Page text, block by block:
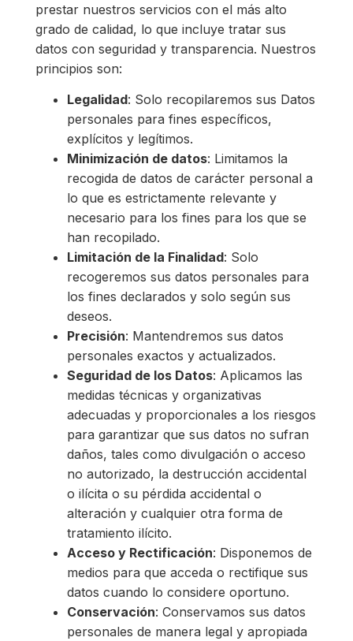
prestar nuestros servicios con el más alto
grado de calidad, lo que incluye tratar sus
datos con seguridad y transparencia. Nuestros
principios son:
Legalidad: Solo recopilaremos sus Datos
personales para fines específicos,
explícitos y legítimos.
Minimización de datos: Limitamos la
recogida de datos de carácter personal a
lo que es estrictamente relevante y
necesario para los fines para los que se
han recopilado.
Limitación de la Finalidad: Solo
recogeremos sus datos personales para
los fines declarados y solo según sus
deseos.
Precisión: Mantendremos sus datos
personales exactos y actualizados.
Seguridad de los Datos: Aplicamos las
medidas técnicas y organizativas
adecuadas y proporcionales a los riesgos
para garantizar que sus datos no sufran
daños, tales como divulgación o acceso
no autorizado, la destrucción accidental
o ilícita o su pérdida accidental o
alteración y cualquier otra forma de
tratamiento ilícito.
Acceso y Rectificación: Disponemos de
medios para que acceda o rectifique sus
datos cuando lo considere oportuno.
Conservación: Conservamos sus datos
personales de manera legal y apropiada